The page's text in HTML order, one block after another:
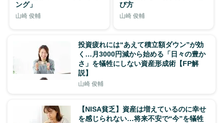
ング」
山崎 俊輔
び方
山崎 俊輔
投資疲れには“あえて積立額ダウン”が効
く…月3000円減から始める「日々の豊か
さ」を犠牲にしない資産形成術【FP解
説】
山崎 俊輔
【NISA貧乏】資産は増えているのに幸せ
を感じられない…将来不安で“今”を犠牲